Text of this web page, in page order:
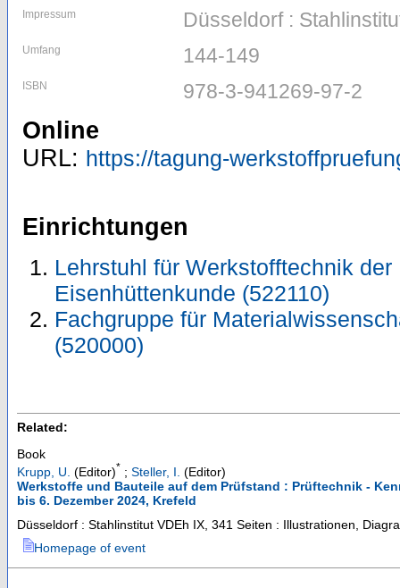
Impressum Düsseldorf :
Umfang 144-149
ISBN 978-3-941269-97-2
Online
URL: https://tagung-
Einrichtungen
Lehrstuhl für Werkstofftechnik
Eisenhüttenkunde (522110)
Fachgruppe für
(520000)
Related:
Book
Krupp, U. (Editor)* ; Steller, I. (Editor)
Werkstoffe und Bauteile auf dem Prüfstand : Prüftechnik -
bis 6. Dezember 2024, Krefeld
Düsseldorf : Stahlinstitut VDEh IX, 341 Seiten : Illustrationen,
Homepage of event